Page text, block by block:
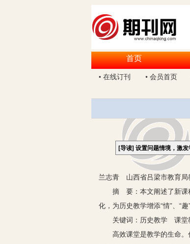
首页
• 在线订刊
• 会员首页
[导读]设置问题情境，激
兰志青 山西省吕梁市教育
摘 要：本文阐述了新课程
化，为历史教学增添“情”、“
关键词：历史教学 课堂
高效课堂是教学的生命。什